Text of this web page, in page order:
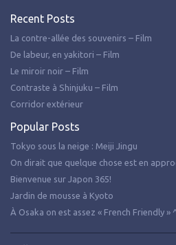
Recent Posts
La contre-allée des souvenirs – Film
De labeur, en yakitori – Film
Le miroir noir – Film
Contraste à Shinjuku – Film
Corridor extérieur
Popular Posts
Tokyo sous la neige : Meiji Jingu
On dirait que quelque chose est en
Bienvenue sur Japon 365!
Jardin de mousse à Kyoto
À Osaka on est assez « French Friendly »